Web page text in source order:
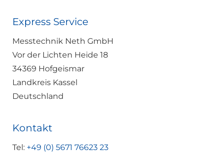
Express Service
Messtechnik Neth GmbH
Vor der Lichten Heide 18
34369 Hofgeismar
Landkreis Kassel
Deutschland
Kontakt
Tel: +49 (0) 5671 76623 23